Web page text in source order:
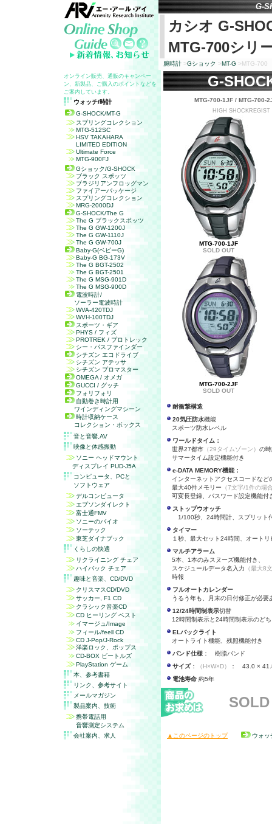
G-
カシオ G-
MTG-700シリ
腕時計 >Gショック >MT-G >MTG-700
オンライン販売、通販のキャンペー
ン、新製品、ご購入のポイントなどを
ご案内しています。
ウォッチ/時計
G-SHOCK/MT-G
スプリングコレクション
MTG-512SC
HSV TAKAHARA
LIMITED EDITION
Ultimate Force
MTG-900FJ
Gショック/G-SHOCK
ブラック スポッツ
ブラジリアンフロッグマン
ファイアーパッケージ
スプリングコレクション
MRG-2000DJ
G-SHOCK/The G
The G ブラックスポッツ
The G GW-1200J
The G GW-1110J
The G GW-700J
Baby-G(ベビーG)
Baby-G BG-173V
The G BGT-2502
The G BGT-2501
The G MSG-901D
The G MSG-900D
電波時計/
ソーラー電波時計
WVA-420TDJ
WVH-100TDJ
スポーツ・ギア
PHYS / フィズ
PROTREK / プロトレック
シー・パスファインダー
シチズン エコドライブ
シチズン アテッサ
シチズン プロマスター
OMEGA / オメガ
GUCCI / グッチ
フォリフォリ
自動巻き時計用
ワインディングマシーン
時計収納ケース
コレクション・ボックス
音と音響, AV
映像と体感振動
ソニー ヘッドマウント
ディスプレイ PUD-J5A
コンピュータ、 PCと
ソフトウェア
デルコンピュータ
エプソンダイレクト
富士通FMV
ソニーのバイオ
ソーテック
東芝ダイナブック
くらしの快適
リクライニング チェア
ハイバック チェア
趣味と音楽、 CD/DVD
クリスマスCD/DVD
サッカー, F1 CD
クラシック音楽CD
CD ヒーリング ベスト
イマージュ/Image
フィール/feell CD
CD J-Pop/J-Rock
洋楽ロック、ポップス
CD-BOX ビートルズ
PlayStation ゲーム
本、参考書籍
リンク、参考サイト
メールマガジン
製品案内、技術
携帯電話用
音響測定システム
会社案内、求人
G-
MTG-700-1JF / MTG-700-
HIGH
MTG-700-1JF
SOLD OUT
MTG-700-2JF
SOLD OUT
耐衝撃構造
20気圧防水機能
スポーツ防水レベル
ワールドタイム：
世界27都市 （29タイムゾーン） の
サマータイム設定機能付き
e-DATA MEMORY機能：
インターネットアクセスコードなど
最大40件メモリー （7文字/1件の場
可変長登録、パスワード設定機能付
ストップウオッチ
1/100秒、24時間計、スプリット
タイマー
１秒、最大セット24時間、オート
マルチアラーム
5本、1本のみスヌーズ機能付き、
スケジュールデータ名入力 （最大8
時報
フルオートカレンダー
うるう年も、月末の日付修正が必要
12/24時間制表示切替
12時間制表示と24時間制表示のど
ELバックライト
オートライト機能、残照機能付き
バンド仕様 ： 樹脂バンド
サイズ： （H×W×D）
： 43.0 ×
電池寿命 約5年
▲このページのトップ ウォッ